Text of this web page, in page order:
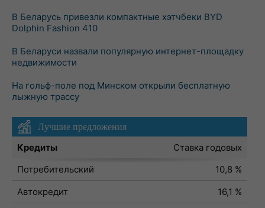
В Беларусь привезли компактные хэтчбеки BYD
Dolphin Fashion 410
В Беларуси назвали популярную интернет-площадку
недвижимости
На гольф-поле под Минском открыли бесплатную
лыжную трассу
Лучшие предложения
Кредиты
Ставка годовых
Потребительский
10,8 %
Автокредит
16,1 %